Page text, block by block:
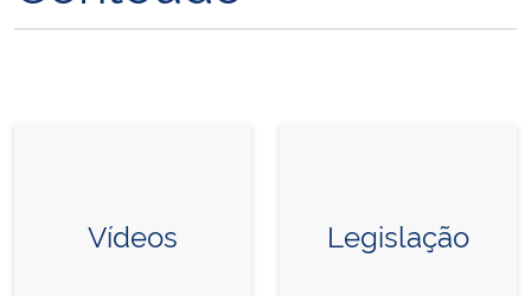
Vídeos Legislação